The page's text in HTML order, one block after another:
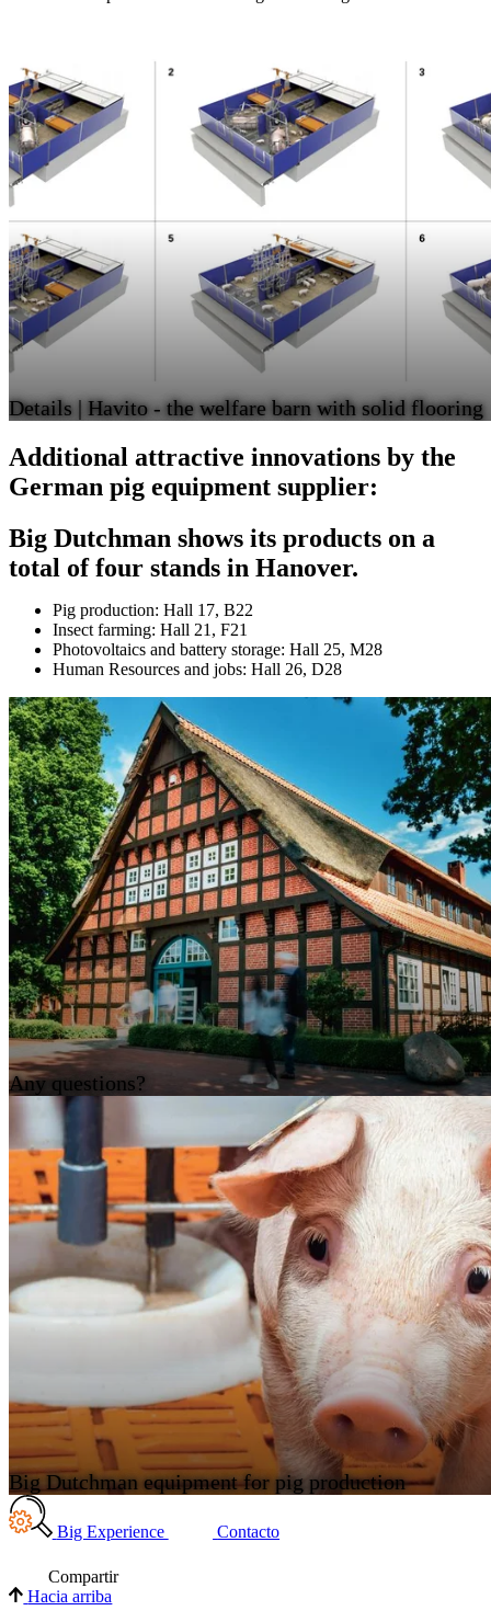
Details | Havito - the welfare barn with solid flooring
Additional attractive innovations by the
German pig equipment supplier:
Big Dutchman shows its products on a
total of four stands in Hanover.
Pig production: Hall 17, B22
Insect farming: Hall 21, F21
Photovoltaics and battery storage: Hall 25, M28
Human Resources and jobs: Hall 26, D28
Any questions?
Big Dutchman equipment for pig production
Big Experience Contacto
Compartir
Hacia arriba